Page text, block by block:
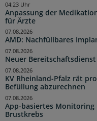
Anpassung der
für Ärzte
04:23 Uhr
AMD: Nachfüllbares
07.08.2026
Neuer
07.08.2026
KV Rheinland-Pfalz rät
Befüllung abzurechnen
07.08.2026
App-basiertes
Brustkrebs
07.08.2026